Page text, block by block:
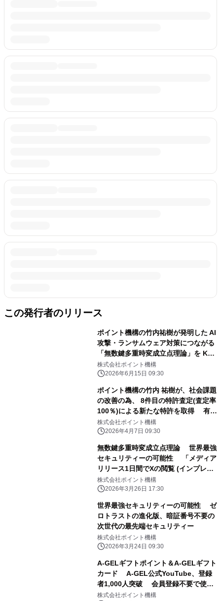
この発行者のリリース
ポイント機構の竹内祐樹が発明した AI
攻撃・ランサムウェア対策につながる
「無数鍵多重時変成立点理論」を Kト
ラストと越智今治農業協同組合(JAお
ちいまばり)が 普及推進で業務提携を
株式会社ポイント機構
2026年6月15日 09:30
ポイント機構の竹内 祐樹が、社会課題
の改善の為、 8件目の特許査定(査定率
100％)による新たな特許を取得 有名
人の価値を、見つけてつなぐ新特許(特
許番号：7837527号)
株式会社ポイント機構
2026年4月7日 09:30
無数鍵多重時変成立点理論 世界最強
セキュリティーの可能性 「メディア
リリース1日間でXの閲覧 (インプレッ
ション)数が26万回を突破」 ゼロト
ラストの進化版、暗証番号不要の次世
株式会社ポイント機構
2026年3月26日 17:30
世界最強セキュリティーの可能性 ゼ
ロトラストの進化版、暗証番号不要の
次世代の最先端セキュリティー
株式会社ポイント機構
2026年3月24日 09:30
A-GELギフトポイント＆A-GELギフト
カード A-GEL公式YouTube、登録
者1,000人突破 会員登録不要で使え
る新しい経済アプリと動画インフラが
株式会社ポイント機構